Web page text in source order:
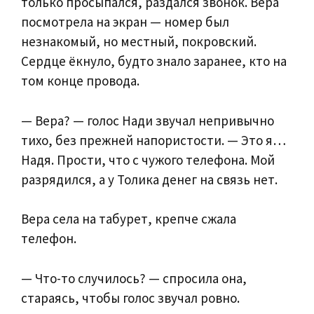
посмотрела на экран — номер был
незнакомый, но местный, покровский.
Сердце ёкнуло, будто знало заранее, кто на
том конце провода.
— Вера? — голос Нади звучал непривычно
тихо, без прежней напористости. — Это я…
Надя. Прости, что с чужого телефона. Мой
разрядился, а у Толика денег на связь нет.
Вера села на табурет, крепче сжала
телефон.
— Что-то случилось? — спросила она,
стараясь, чтобы голос звучал ровно.